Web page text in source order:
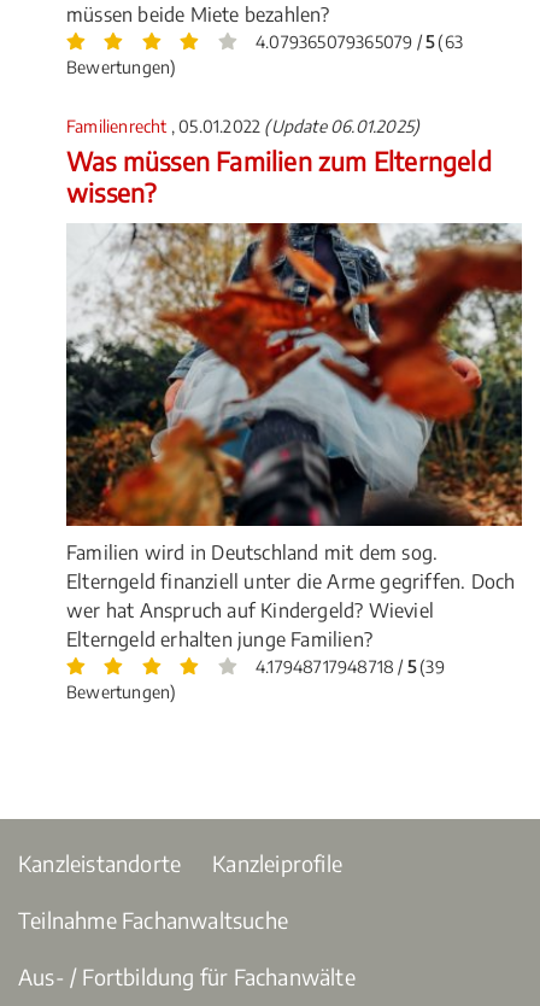
müssen beide Miete bezahlen?
4.079365079365079 /5(63
Bewertungen)
Familienrecht , 05.01.2022 (Update 06.01.2025)
Was müssen Familien zum Elterngeld
wissen?
Familien wird in Deutschland mit dem sog.
Elterngeld finanziell unter die Arme gegriffen. Doch
wer hat Anspruch auf Kindergeld? Wieviel
Elterngeld erhalten junge Familien?
4.17948717948718 / 5(39
Bewertungen)
Kanzleistandorte Kanzleiprofile
Teilnahme Fachanwaltsuche
Aus- / Fortbildung für Fachanwälte